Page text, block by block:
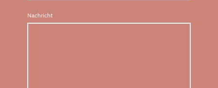
Nachricht